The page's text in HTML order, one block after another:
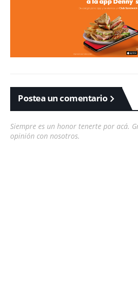
Postea un comentario
Siempre es un honor tenerte por acá.
opinión con nosotros.